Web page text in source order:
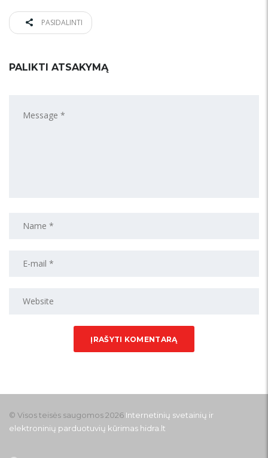
PASIDALINTI
PALIKTI ATSAKYMĄ
© Visos teisės saugomos 2026 Internetinių svetainių ir
elektroninių parduotuvių kūrimas hidra.lt